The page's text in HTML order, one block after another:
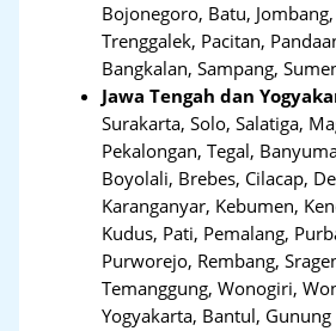
Bojonegoro, Batu,
Trenggalek, Pacitan,
Bangkalan, Sampang,
Jawa Tengah dan
Surakarta, Solo, Salatiga,
Pekalongan, Tegal,
Boyolali, Brebes, Cilacap,
Karanganyar, Kebumen,
Kudus, Pati, Pemalang,
Purworejo, Rembang,
Temanggung, Wonogiri,
Yogyakarta, Bantul,